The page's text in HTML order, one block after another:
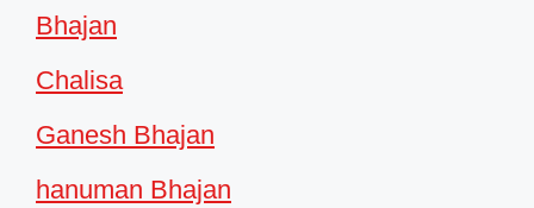
Bhajan
Chalisa
Ganesh Bhajan
hanuman Bhajan